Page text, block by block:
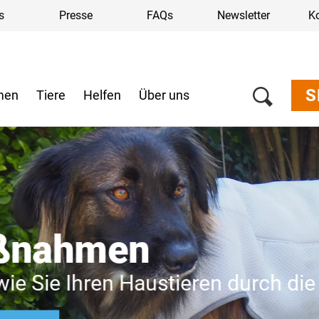
Presse FAQs Newsletter
Tiere Helfen Über uns
durch die Hitzewelle